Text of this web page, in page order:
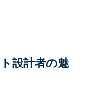
設計者の魅